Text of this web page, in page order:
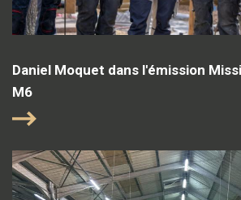
Daniel Moquet dans l'émission
M6